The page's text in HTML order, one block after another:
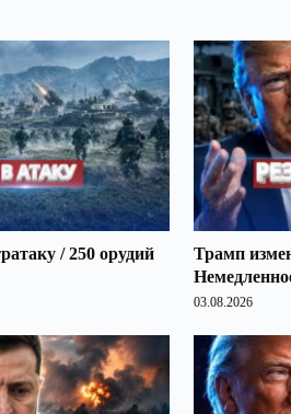
/ 250 орудий
Трамп
03.08.2026